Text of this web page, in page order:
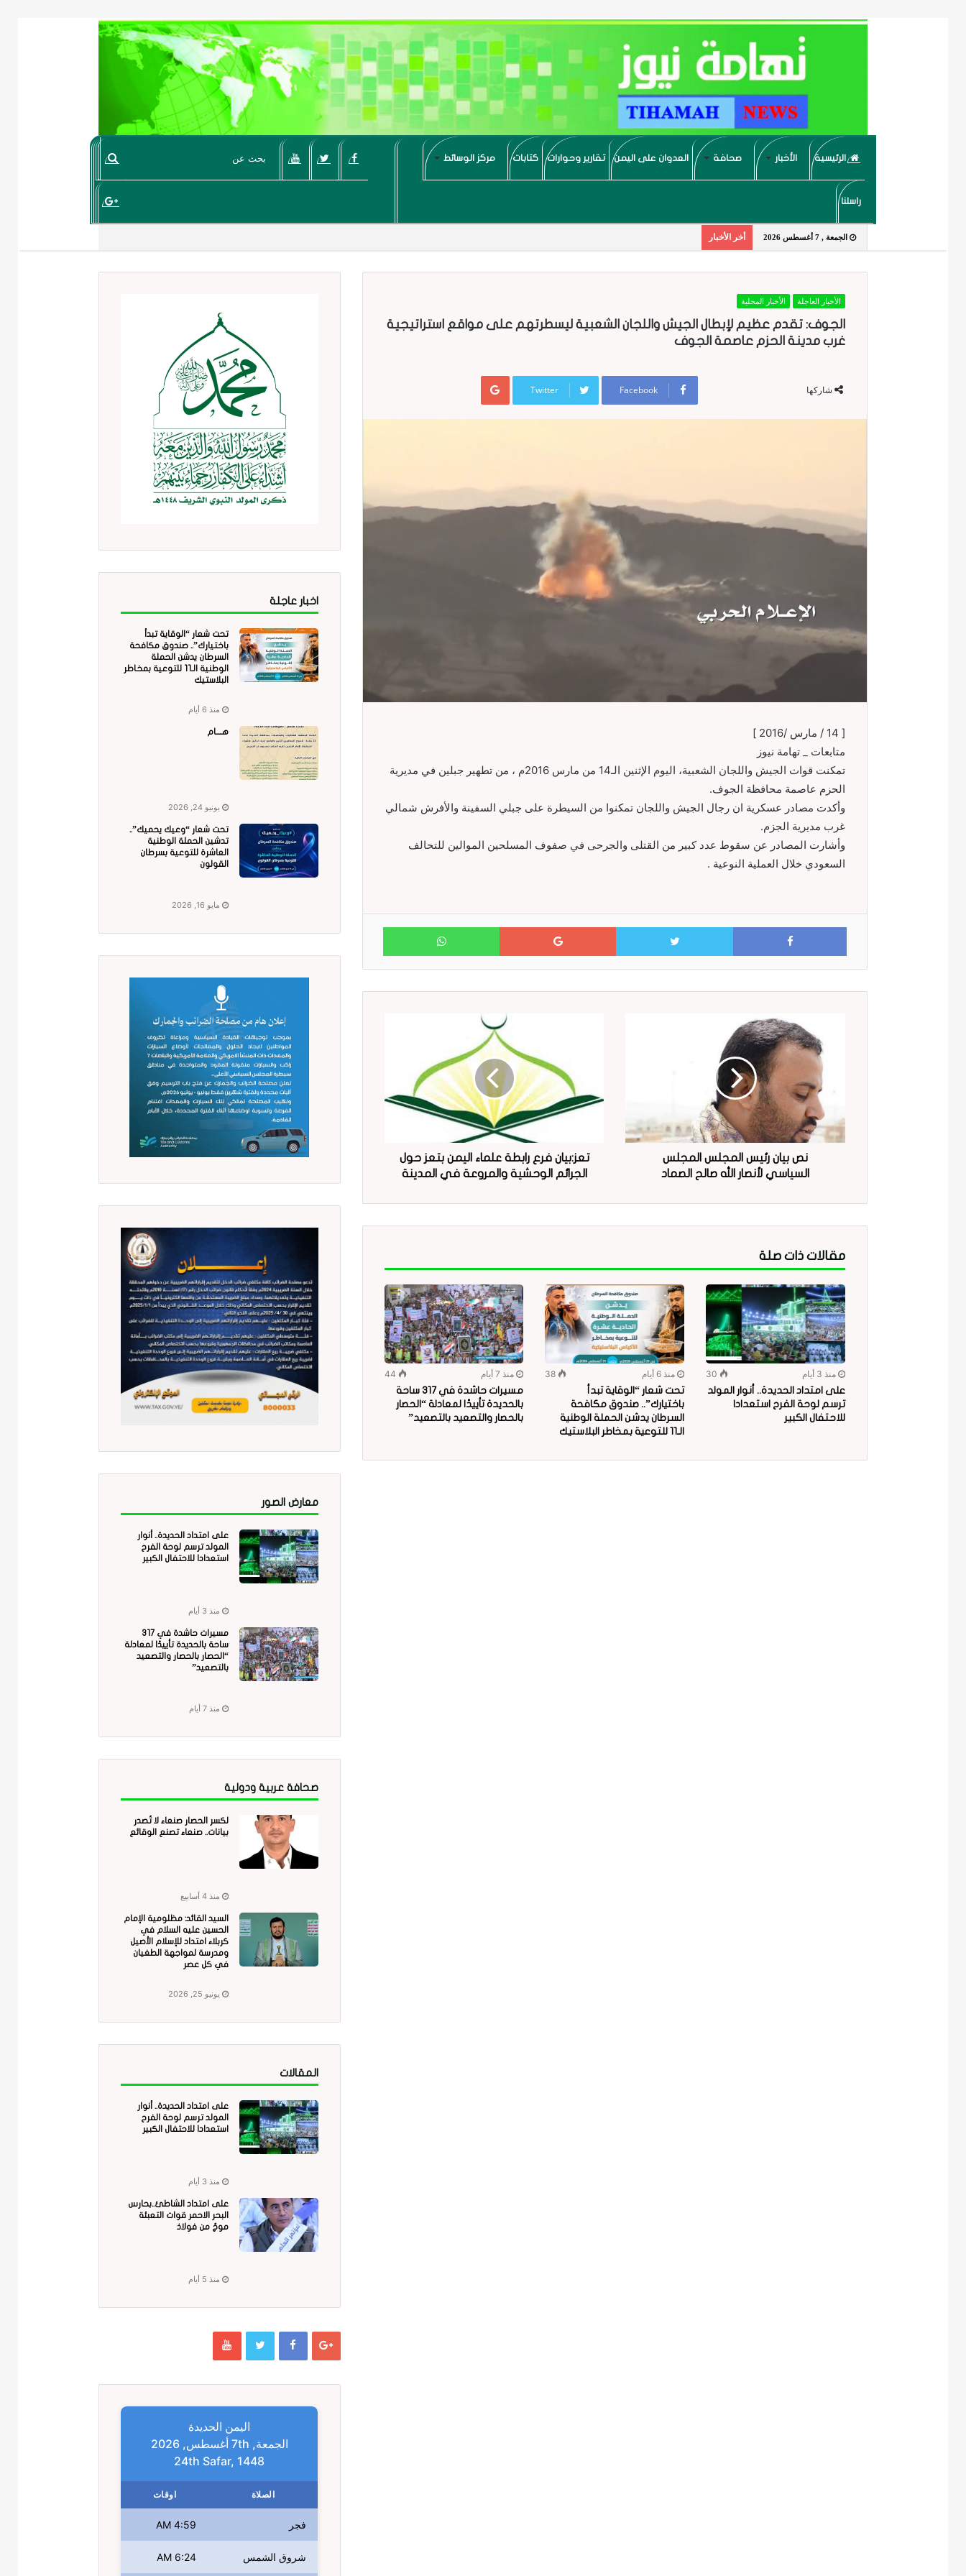
الرئيسية الأخبار صحافة العدوان على اليمن تقارير وحوارات كتابات مركز الوسائط
راسلنا
الجمعة , 7 أغسطس 2026 أخر الأخبار
الأخبار العاجلة الأخبار المحلية
الجوف: تقدم عظيم لإبطال الجيش واللجان الشعبية ليسطرتهم على مواقع استراتيجية
غرب مدينة الحزم عاصمة الجوف
شاركها Facebook
Twitter
Google+
[ 14 / مارس /2016 ]
متابعات _ تهامة نيوز
تمكنت قوات الجيش واللجان الشعبية، اليوم الإثنين الـ14 من مارس 2016م ، من تطهير جبلين في مديرية
الحزم عاصمة محافظة الجوف.
وأكدت مصادر عسكرية ان رجال الجيش واللجان تمكنوا من السيطرة على جبلي السفينة والأفرش شمالي
غرب مديرية الجزم.
وأشارت المصادر عن سقوط عدد كبير من القتلى والجرحى في صفوف المسلحين الموالين للتحالف
السعودي خلال العملية النوعية .
Facebook
Twitter
Google+
WhatsApp
نص بيان رئيس المجلس المجلس
السياسي لأنصار الله صالح الصماد
تعز:بيان فرع رابطة علماء اليمن بتعز حول
الجرائم الوحشية والمروعة في المدينة
مقالات ذات صلة
منذ 3 أيام
30
على امتداد الحديدة.. أنوار المولد
ترسم لوحة الفرح استعدادا
للاحتفال الكبير
منذ 6 أيام
38
تحت شعار “الوقاية تبدأ
باختيارك”.. صندوق مكافحة
السرطان يدشن الحملة الوطنية
الـ11 للتوعية بمخاطر البلاستيك
منذ 7 أيام
44
مسيرات حاشدة في 317 ساحة
بالحديدة تأييدًا لمعادلة “الحصار
بالحصار والتصعيد بالتصعيد”
اخبار عاجلة
تحت شعار “الوقاية تبدأ
باختيارك”.. صندوق مكافحة
السرطان يدشن الحملة
الوطنية الـ11 للتوعية بمخاطر
البلاستيك
منذ 6 أيام
هــــام
يونيو 24, 2026
تحت شعار “وعيك يحميك”..
تدشين الحملة الوطنية
العاشرة للتوعية بسرطان
القولون
مايو 16, 2026
معارض الصور
على امتداد الحديدة.. أنوار
المولد ترسم لوحة الفرح
استعدادا للاحتفال الكبير
منذ 3 أيام
مسيرات حاشدة في 317
ساحة بالحديدة تأييدًا لمعادلة
“الحصار بالحصار والتصعيد
بالتصعيد”
منذ 7 أيام
صحافة عربية ودولية
لكسر الحصار صنعاء لا تُصدر
بيانات.. صنعاء تصنع الوقائع
منذ 4 أسابيع
السيد القائد: مظلومية الإمام
الحسين عليه السلام في
كربلاء امتداد للإسلام الأصيل
ومدرسة لمواجهة الطغيان
في كل عصر
يونيو 25, 2026
المقالات
على امتداد الحديدة.. أنوار
المولد ترسم لوحة الفرح
استعدادا للاحتفال الكبير
منذ 3 أيام
على امتداد الشاطئ..بحارس
البحر الاحمر قوات التعبئة
موجٌ من فولاذ
منذ 5 أيام
اليمن الحديدة
الجمعة, 7th أغسطس, 2026
24th Safar, 1448
الصلاة اوقات
فجر 4:59 AM
شروق الشمس 6:24 AM